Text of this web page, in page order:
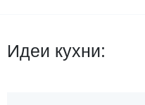
Идеи кухни: